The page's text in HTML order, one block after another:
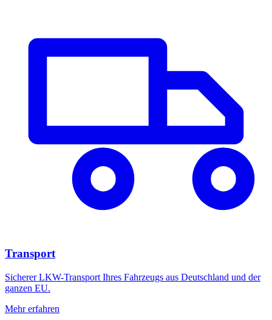
Transport
Sicherer LKW-Transport Ihres Fahrzeugs aus Deutschland und der
ganzen EU.
Mehr erfahren